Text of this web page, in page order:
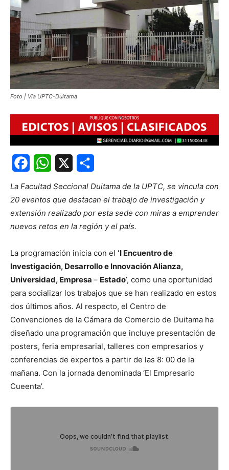
Foto | Vía UPTC-Duitama
WhatsApp
La Facultad Seccional Duitama de la UPTC, se vincula con
20 eventos que destacan el trabajo de investigación y
extensión realizado por esta sede con miras a emprender
nuevos retos en la región y el país.
La programación inicia con el ‘I Encuentro de
Investigación, Desarrollo e Innovación Alianza,
Universidad, Empresa – Estado’, como una oportunidad
para socializar los trabajos que se han realizado en estos
dos últimos años. Al respecto, el Centro de
Convenciones de la Cámara de Comercio de Duitama ha
diseñado una programación que incluye presentación de
posters, feria empresarial, talleres con empresarios y
conferencias de expertos a partir de las 8: 00 de la
mañana. Con la jornada denominada ‘El Empresario
Cueenta’.